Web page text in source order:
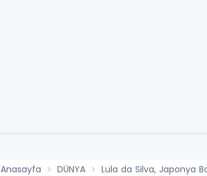
Anasayfa DÜNYA Lula da Silva, Japonya